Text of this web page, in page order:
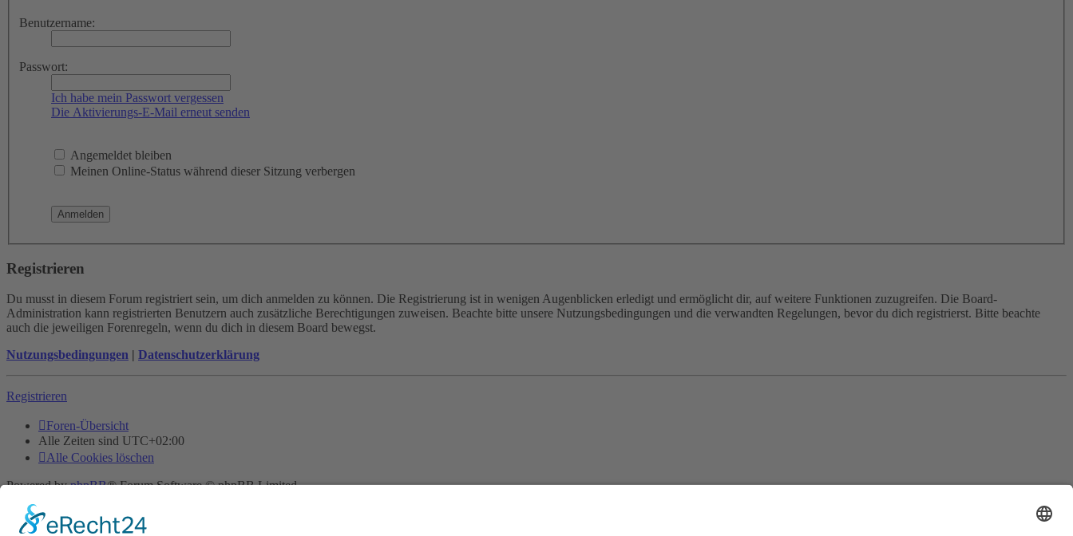
Benutzername:
Passwort:
Ich habe mein Passwort vergessen
Die Aktivierungs-E-Mail erneut senden
Angemeldet bleiben
Meinen Online-Status während dieser Sitzung verbergen
Registrieren
Du musst in diesem Forum registriert sein, um dich anmelden zu können. Die Registrierung ist in wenigen Augenblicken erledigt und ermöglicht dir, auf weitere Funktionen zuzugreifen. Die Board-
Administration kann registrierten Benutzern auch zusätzliche Berechtigungen zuweisen. Beachte bitte unsere Nutzungsbedingungen und die verwandten Regelungen, bevor du dich registrierst. Bitte beachte
auch die jeweiligen Forenregeln, wenn du dich in diesem Board bewegst.
Nutzungsbedingungen | Datenschutzerklärung
Registrieren
Foren-Übersicht
Alle Zeiten sind UTC+02:00
Alle Cookies löschen
Powered byphpBB® Forum Software © phpBB Limited
Deutsche Übersetzung durch